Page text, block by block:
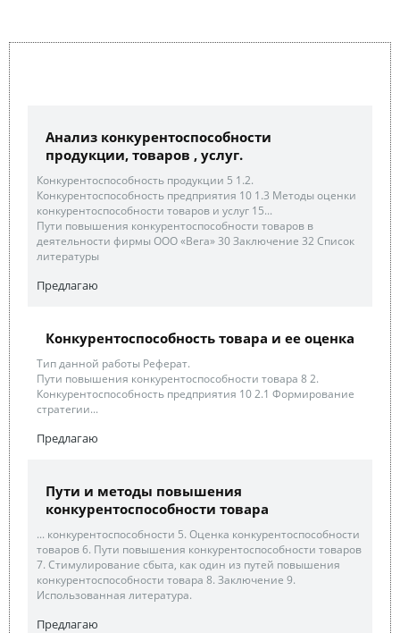
Анализ конкурентоспособности
продукции, товаров , услуг.
Конкурентоспособность продукции 5 1.2.
Конкурентоспособность предприятия 10 1.3 Методы оценки
конкурентоспособности товаров и услуг 15...
Пути повышения конкурентоспособности товаров в
деятельности фирмы ООО «Вега» 30 Заключение 32 Список
литературы
Предлагаю
Конкурентоспособность товара и ее оценка
Тип данной работы Реферат.
Пути повышения конкурентоспособности товара 8 2.
Конкурентоспособность предприятия 10 2.1 Формирование
стратегии...
Предлагаю
Пути и методы повышения
конкурентоспособности товара
... конкурентоспособности 5. Оценка конкурентоспособности
товаров 6. Пути повышения конкурентоспособности товаров
7. Стимулирование сбыта, как один из путей повышения
конкурентоспособности товара 8. Заключение 9.
Использованная литература.
Предлагаю